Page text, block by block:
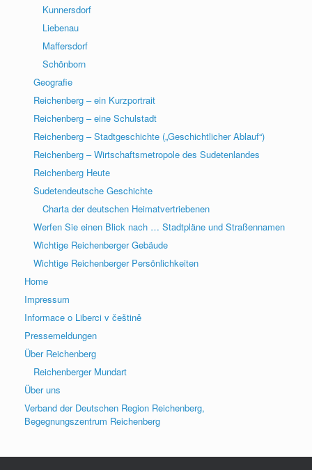
Kunnersdorf
Liebenau
Maffersdorf
Schönborn
Geografie
Reichenberg – ein Kurzportrait
Reichenberg – eine Schulstadt
Reichenberg – Stadtgeschichte („Geschichtlicher Ablauf“)
Reichenberg – Wirtschaftsmetropole des Sudetenlandes
Reichenberg Heute
Sudetendeutsche Geschichte
Charta der deutschen Heimatvertriebenen
Werfen Sie einen Blick nach … Stadtpläne und Straßennamen
Wichtige Reichenberger Gebäude
Wichtige Reichenberger Persönlichkeiten
Home
Impressum
Informace o Liberci v češtině
Pressemeldungen
Über Reichenberg
Reichenberger Mundart
Über uns
Verband der Deutschen Region Reichenberg,
Begegnungszentrum Reichenberg